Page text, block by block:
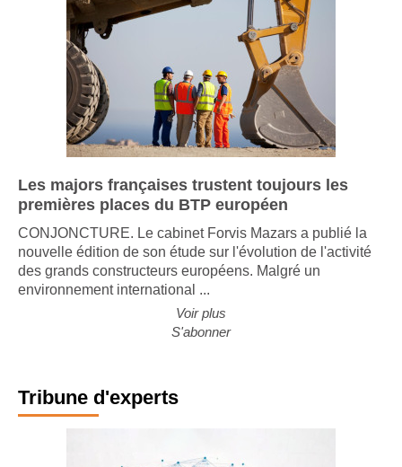
Les majors françaises trustent toujours les
premières places du BTP européen
CONJONCTURE. Le cabinet Forvis Mazars a publié la
nouvelle édition de son étude sur l'évolution de l'activité
des grands constructeurs européens. Malgré un
environnement international ...
Voir plus
S'abonner
Tribune d'experts